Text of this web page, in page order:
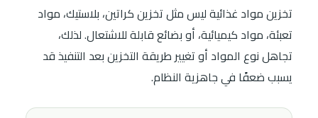
تخزين مواد غذائية ليس مثل تخزين كراتين، بلاستيك، مواد
تعبئة، مواد كيميائية، أو بضائع قابلة للاشتعال. لذلك،
تجاهل نوع المواد أو تغيير طريقة التخزين بعد التنفيذ قد
يسبب ضعفًا في جاهزية النظام.